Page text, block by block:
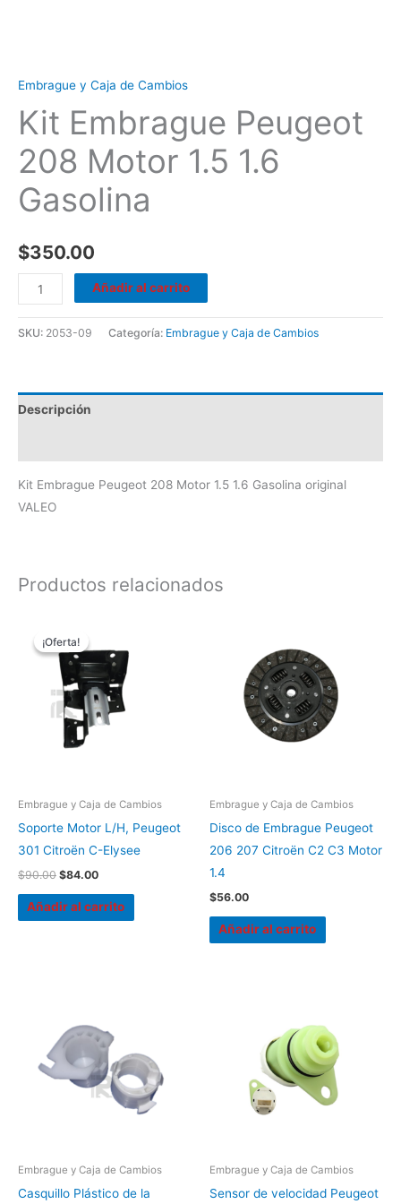
Embrague y Caja de Cambios
Kit Embrague Peugeot
208 Motor 1.5 1.6
Gasolina
$350.00
Añadir al carrito
SKU: 2053-09 Categoría: Embrague y Caja de Cambios
Descripción
Kit Embrague Peugeot 208 Motor 1.5 1.6 Gasolina original
VALEO
Productos relacionados
¡Oferta!
¡Oferta!
Embrague y Caja de Cambios
Soporte Motor L/H, Peugeot
301 Citroën C-Elysee
$90.00
precio
original
era:
$90.00.
$84.00
actual
es:
$84.00.
Añadir al carrito
Embrague y Caja de Cambios
Disco de Embrague Peugeot
206 207 Citroën C2 C3 Motor
1.4
$56.00
Añadir al carrito
Embrague y Caja de Cambios
Casquillo Plástico de la
Embrague y Caja de Cambios
Sensor de velocidad Peugeot